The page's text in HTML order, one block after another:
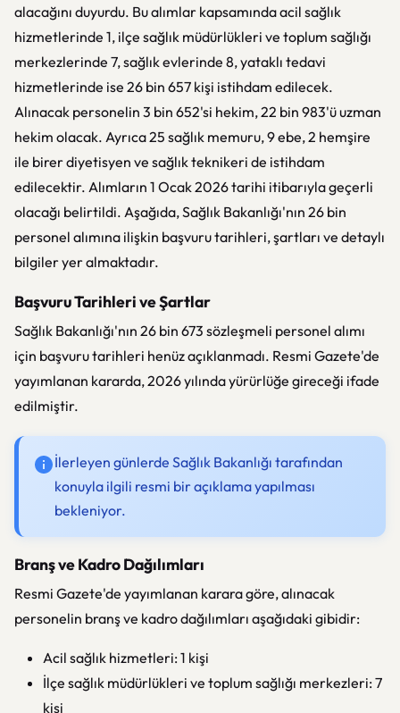
alacağını duyurdu. Bu alımlar kapsamında acil sağlık
hizmetlerinde 1, ilçe sağlık müdürlükleri ve toplum sağlığı
merkezlerinde 7, sağlık evlerinde 8, yataklı tedavi
hizmetlerinde ise 26 bin 657 kişi istihdam edilecek.
Alınacak personelin 3 bin 652'si hekim, 22 bin 983'ü uzman
hekim olacak. Ayrıca 25 sağlık memuru, 9 ebe, 2 hemşire
ile birer diyetisyen ve sağlık teknikeri de istihdam
edilecektir. Alımların 1 Ocak 2026 tarihi itibarıyla geçerli
olacağı belirtildi. Aşağıda, Sağlık Bakanlığı'nın 26 bin
personel alımına ilişkin başvuru tarihleri, şartları ve detaylı
bilgiler yer almaktadır.
Başvuru Tarihleri ve Şartlar
Sağlık Bakanlığı'nın 26 bin 673 sözleşmeli personel alımı
için başvuru tarihleri henüz açıklanmadı. Resmi Gazete'de
yayımlanan kararda, 2026 yılında yürürlüğe gireceği ifade
edilmiştir.
İlerleyen günlerde Sağlık Bakanlığı tarafından
konuyla ilgili resmi bir açıklama yapılması
bekleniyor.
Branş ve Kadro Dağılımları
Resmi Gazete'de yayımlanan karara göre, alınacak
personelin branş ve kadro dağılımları aşağıdaki gibidir:
Acil sağlık hizmetleri: 1 kişi
İlçe sağlık müdürlükleri ve toplum sağlığı merkezleri: 7
kişi